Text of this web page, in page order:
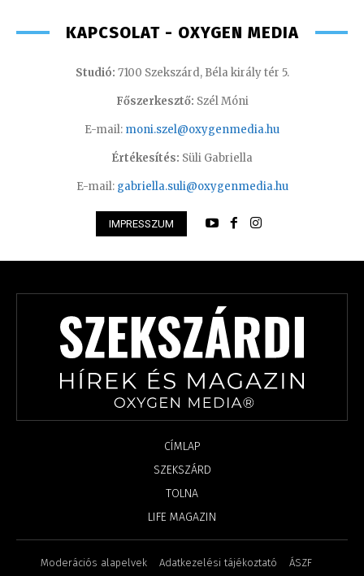
KAPCSOLAT - OXYGEN MEDIA
Studió: 7100 Szekszárd, Béla király tér 5.
Főszerkesztő: Szél Móni
E-mail: moni.szel@oxygenmedia.hu
Értékesítés: Süli Gabriella
E-mail: gabriella.suli@oxygenmedia.hu
IMPRESSZUM
CÍMLAP
SZEKSZÁRD
TOLNA
LIFE MAGAZIN
Moderációs alapelvek Adatkezelési tájékoztató ÁSZF